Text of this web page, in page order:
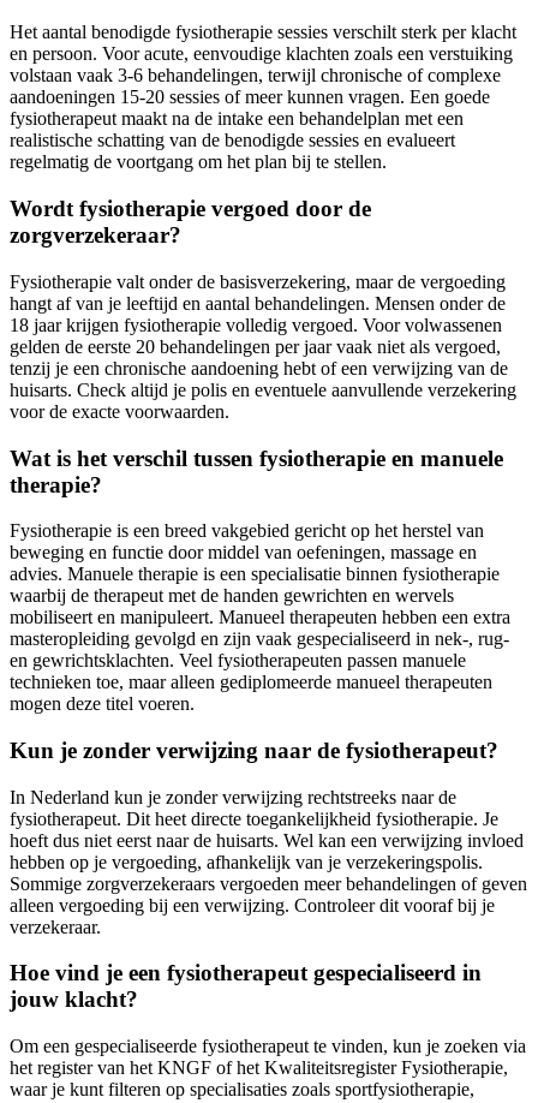
Het aantal benodigde fysiotherapie sessies verschilt sterk per klacht
en persoon. Voor acute, eenvoudige klachten zoals een verstuiking
volstaan vaak 3-6 behandelingen, terwijl chronische of complexe
aandoeningen 15-20 sessies of meer kunnen vragen. Een goede
fysiotherapeut maakt na de intake een behandelplan met een
realistische schatting van de benodigde sessies en evalueert
regelmatig de voortgang om het plan bij te stellen.
Wordt fysiotherapie vergoed door de
zorgverzekeraar?
Fysiotherapie valt onder de basisverzekering, maar de vergoeding
hangt af van je leeftijd en aantal behandelingen. Mensen onder de
18 jaar krijgen fysiotherapie volledig vergoed. Voor volwassenen
gelden de eerste 20 behandelingen per jaar vaak niet als vergoed,
tenzij je een chronische aandoening hebt of een verwijzing van de
huisarts. Check altijd je polis en eventuele aanvullende verzekering
voor de exacte voorwaarden.
Wat is het verschil tussen fysiotherapie en manuele
therapie?
Fysiotherapie is een breed vakgebied gericht op het herstel van
beweging en functie door middel van oefeningen, massage en
advies. Manuele therapie is een specialisatie binnen fysiotherapie
waarbij de therapeut met de handen gewrichten en wervels
mobiliseert en manipuleert. Manueel therapeuten hebben een extra
masteropleiding gevolgd en zijn vaak gespecialiseerd in nek-, rug-
en gewrichtsklachten. Veel fysiotherapeuten passen manuele
technieken toe, maar alleen gediplomeerde manueel therapeuten
mogen deze titel voeren.
Kun je zonder verwijzing naar de fysiotherapeut?
In Nederland kun je zonder verwijzing rechtstreeks naar de
fysiotherapeut. Dit heet directe toegankelijkheid fysiotherapie. Je
hoeft dus niet eerst naar de huisarts. Wel kan een verwijzing invloed
hebben op je vergoeding, afhankelijk van je verzekeringspolis.
Sommige zorgverzekeraars vergoeden meer behandelingen of geven
alleen vergoeding bij een verwijzing. Controleer dit vooraf bij je
verzekeraar.
Hoe vind je een fysiotherapeut gespecialiseerd in
jouw klacht?
Om een gespecialiseerde fysiotherapeut te vinden, kun je zoeken via
het register van het KNGF of het Kwaliteitsregister Fysiotherapie,
waar je kunt filteren op specialisaties zoals sportfysiotherapie,